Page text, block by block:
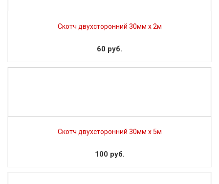
Скотч двухсторонний 30мм x 2м
60 руб.
Скотч двухсторонний 30мм х 5м
100 руб.